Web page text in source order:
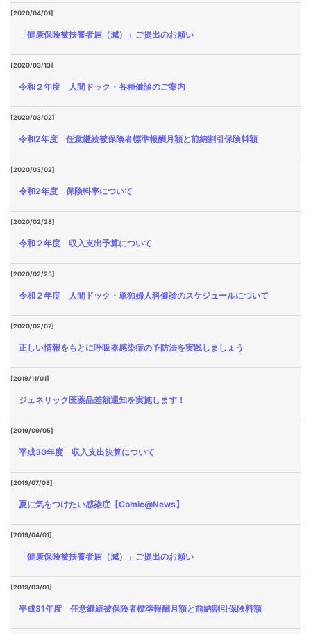
[2020/04/01]
「健康保険被扶養者届（減）」ご提出のお願い
[2020/03/13]
令和２年度 人間ドック・各種健診のご案内
[2020/03/02]
令和2年度 任意継続被保険者標準報酬月額と前納割引保険料額
[2020/03/02]
令和2年度 保険料率について
[2020/02/28]
令和２年度 収入支出予算について
[2020/02/25]
令和２年度 人間ドック・単独婦人科健診のスケジュールについて
[2020/02/07]
正しい情報をもとに呼吸器感染症の予防法を実践しましょう
[2019/11/01]
ジェネリック医薬品差額通知を実施します！
[2019/09/05]
平成30年度 収入支出決算について
[2019/07/08]
夏に気をつけたい感染症【Comic@News】
[2019/04/01]
「健康保険被扶養者届（減）」ご提出のお願い
[2019/03/01]
平成31年度 任意継続被保険者標準報酬月額と前納割引保険料額